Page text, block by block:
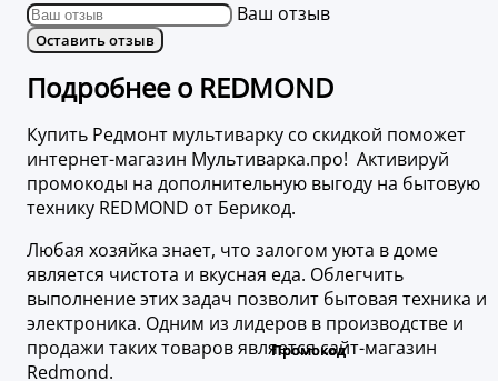
Ваш отзыв
Оставить отзыв
Подробнее о REDMOND
Купить Редмонт мультиварку со скидкой поможет
интернет-магазин Мультиварка.про! Активируй
промокоды на дополнительную выгоду на бытовую
технику REDMOND от Берикод.
Любая хозяйка знает, что залогом уюта в доме
является чистота и вкусная еда. Облегчить
выполнение этих задач позволит бытовая техника и
электроника. Одним из лидеров в производстве и
продажи таких товаров является сайт-магазин
Redmond.